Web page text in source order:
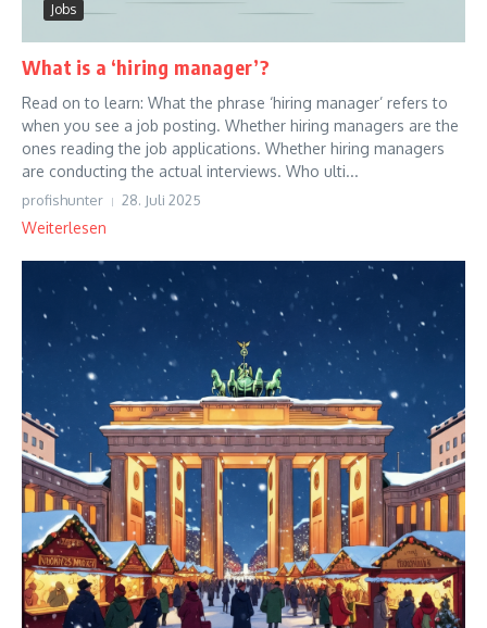
Jobs
What is a ‘hiring manager’?
Read on to learn: What the phrase ‘hiring manager’ refers to
when you see a job posting. Whether hiring managers are the
ones reading the job applications. Whether hiring managers
are conducting the actual interviews. Who ulti...
profishunter 28. Juli 2025
Weiterlesen